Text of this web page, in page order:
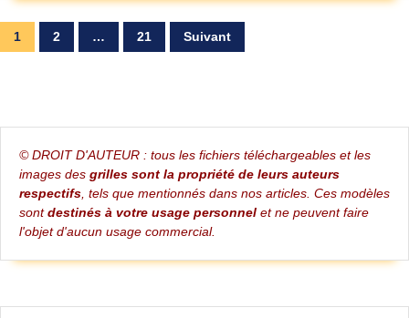
Premiers
Points
Pagination
des
1 2 … 21 Suivant
© DROIT D'AUTEUR : tous les fichiers téléchargeables et les
images des grilles sont la propriété de leurs auteurs
respectifs, tels que mentionnés dans nos articles. Ces modèles
sontdestinés à votre usage personnel et ne peuvent faire
l'objet d'aucun usage commercial.